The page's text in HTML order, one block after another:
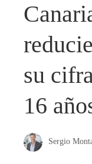
su
16
Sergio